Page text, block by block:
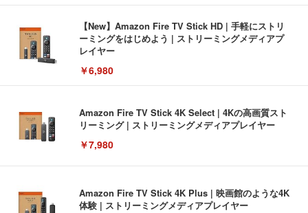
【New】Amazon Fire TV Stick HD | 手軽にストリ
ーミングをはじめよう | ストリーミングメディアプ
レイヤー
￥6,980
Amazon Fire TV Stick 4K Select | 4Kの高画質スト
リーミング | ストリーミングメディアプレイヤー
￥7,980
Amazon Fire TV Stick 4K Plus | 映画館のような4K
体験 | ストリーミングメディアプレイヤー